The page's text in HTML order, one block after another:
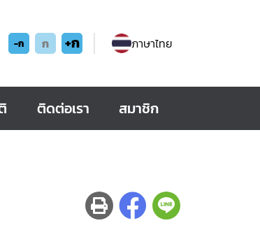
-ก ก +ก ภาษาไทย
ติดต่อเรา สมาชิก